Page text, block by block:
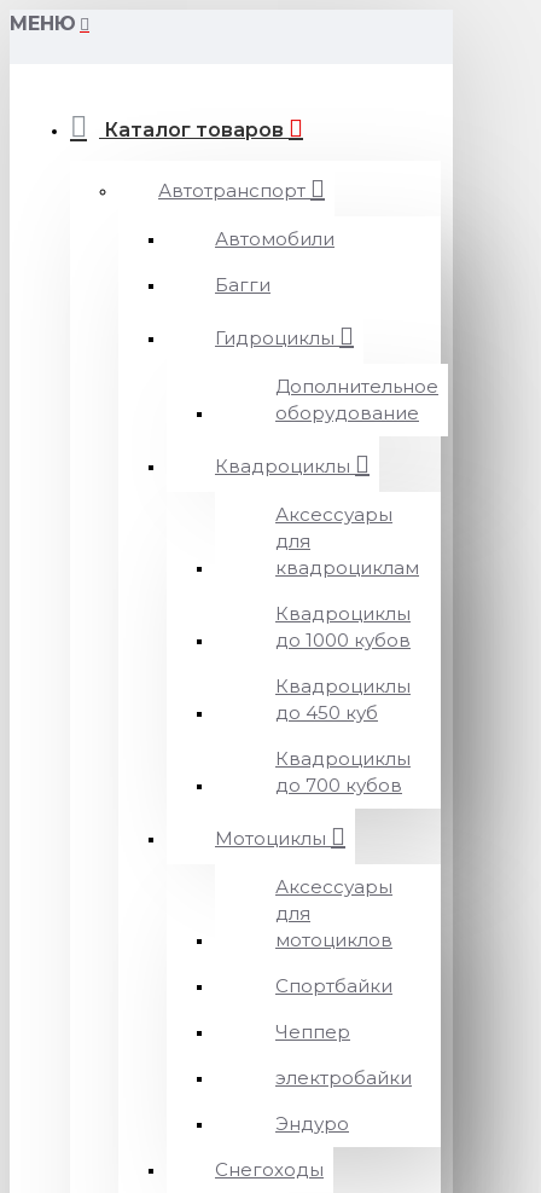
МЕНЮ
Каталог товаров
Автотранспорт
Автомобили
Багги
Гидроциклы
Дополнительное
оборудование
Квадроциклы
Аксессуары
для
квадроциклам
Квадроциклы
до 1000 кубов
Квадроциклы
до 450 куб
Квадроциклы
до 700 кубов
Мотоциклы
Аксессуары
для
мотоциклов
Спортбайки
Чеппер
электробайки
Эндуро
Снегоходы